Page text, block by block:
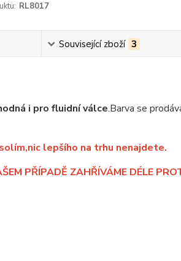
RL8017
Související zboží 3
i pro fluidní válce.Barva se
lepšího na trhu nenajdete.
PŘÍPADĚ ZAHŘÍVÁME DÉLE